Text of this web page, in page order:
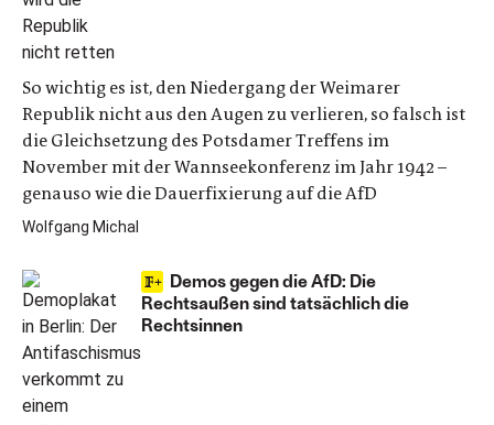
So wichtig es ist, den Niedergang der Weimarer
Republik nicht aus den Augen zu verlieren, so falsch ist
die Gleichsetzung des Potsdamer Treffens im
November mit der Wannseekonferenz im Jahr 1942 –
genauso wie die Dauerfixierung auf die AfD
Wolfgang Michal
Demos gegen die AfD: Die
Rechtsaußen sind tatsächlich die
Rechtsinnen